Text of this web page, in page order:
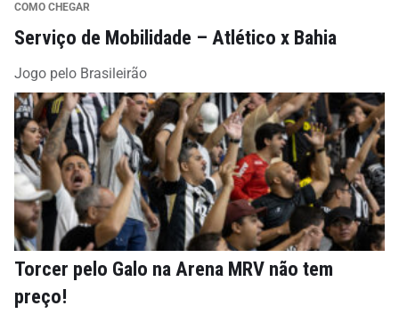
COMO CHEGAR
Serviço de Mobilidade – Atlético x Bahia
Jogo pelo Brasileirão
Torcer pelo Galo na Arena MRV não tem
preço!